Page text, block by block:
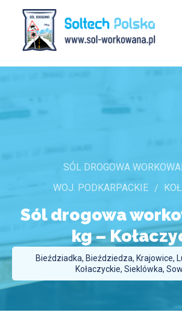
SÓL DROGOWA
WOJ. PODKARPACKIE
Sól drogowa
kg –
Bieździadka, Bieździedza, Krajowice,
Kołaczyckie, Sieklówka,